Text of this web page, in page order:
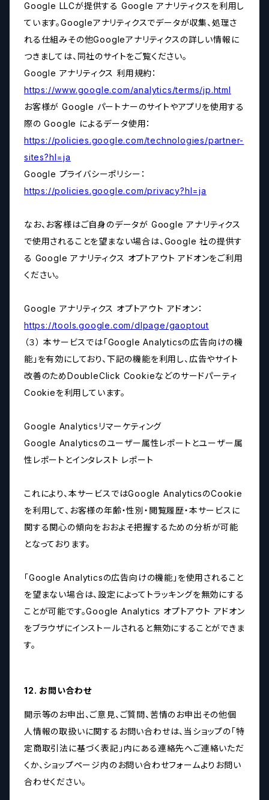
Google LLCが提供する Google アナリティクスを利用し
ています。Googleアナリティクスでデータが収集、処理さ
れる仕組みその他Googleアナリティクスの詳しい情報に
つきましては、同社のサイトをご覧ください。
Google アナリティクス 利用規約：
https://www.google.com/analytics/terms/jp.html
お客様が Google パートナーのサイトやアプリを使用する
際の Google によるデータ使用：
https://policies.google.com/technologies/partner-
sites?hl=ja
Google プライバシーポリシー：
https://policies.google.com/privacy?hl=ja
なお、お客様はご自身のデータが Google アナリティクス
で使用されることを望まない場合は、Google 社の提供す
る Google アナリティクス オプトアウト アドオンをご利用
ください。
Google アナリティクス オプトアウト アドオン：
https://tools.google.com/dlpage/gaoptout
（３） 本サービスでは「Google Analyticsの広告向けの機
能」を有効にしており、下記の機能を利用し、広告やサイト
改善のためDoubleClick Cookieなどのサードパーティ
Cookieを利用しています。
Google Analyticsリマーケティング
Google Analyticsのユーザー属性レポートとユーザー属
性レポートとインタレスト レポート
これにより、本サービスではGoogle AnalyticsのCookie
を利用して、お客様の年齢・性別・閲覧履歴・本サービスに
関する関心の傾向をおおよそ把握するための分析が可能
となっております。
「Google Analyticsの広告向けの機能」を使用されること
を望まない場合は、設定によってトラッキングを無効にする
ことが可能です。Google Analytics オプトアウト アドオン
をブラウザにインストールされると無効にすることができま
す。
12. お問い合わせ
開示等のお申出、ご意見、ご質問、苦情のお申出その他個
人情報の取扱いに関するお問い合わせは、当ショップの「特
定商取引法に基づく表記」内にある連絡先へご連絡いただ
くか、ショップページ内のお問い合わせフォームよりお問い
合わせください。